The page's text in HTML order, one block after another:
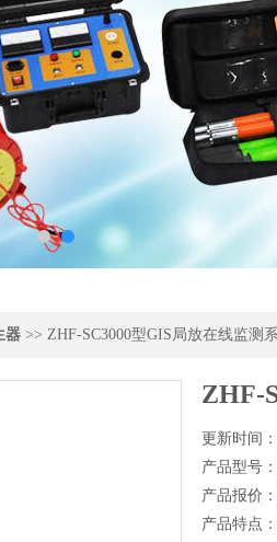
器 >> ZHF-SC3000型GIS局放在线监测
ZHF-
更新时间：
产品型号：
产品报价：
产品特点：